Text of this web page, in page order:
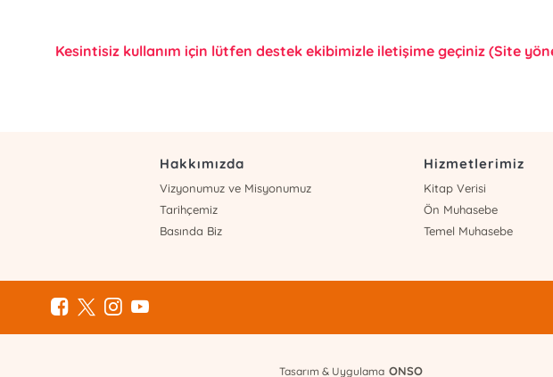
Kesintisiz kullanım için lütfen destek ekibimizle iletişime geçiniz (Site
Hakkımızda
Vizyonumuz ve Misyonumuz
Tarihçemiz
Basında Biz
Hizmetlerimiz
Kitap Verisi
Ön Muhasebe
Temel Muhasebe
Tasarım & Uygulama ONSO